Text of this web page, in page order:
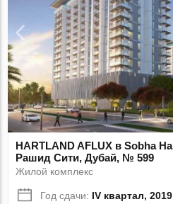
HARTLAND AFLUX в Sobha
Рашид Сити, Дубай, № 599
Жилой комплекс
Год сдачи: IV квартал,